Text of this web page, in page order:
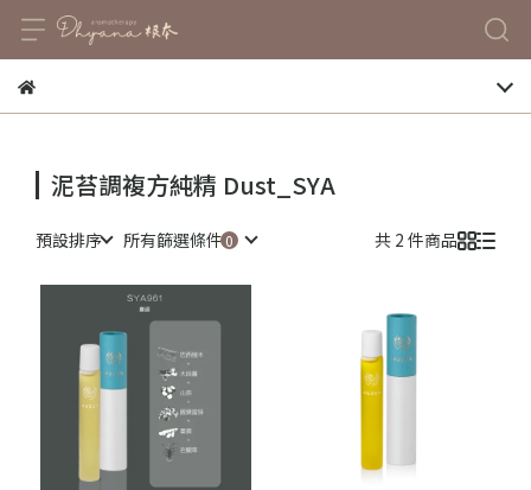
泥苔調複方純精 Dust_SYA
預設排序 所有篩選條件 共 2 件商品